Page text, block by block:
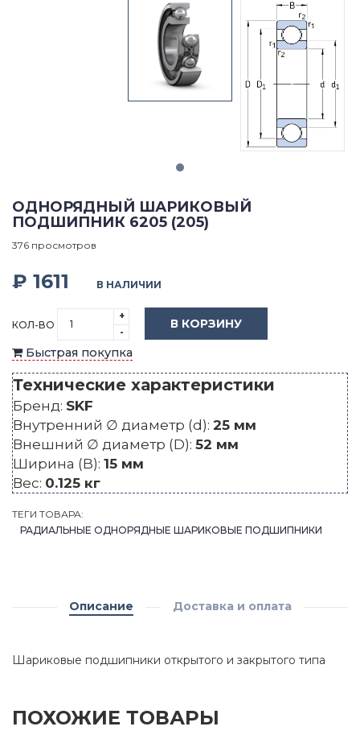
ОДНОРЯДНЫЙ ШАРИКОВЫЙ
ПОДШИПНИК 6205 (205)
376 просмотров
₽ 1611 В НАЛИЧИИ
КОЛ-ВО
+
-
В КОРЗИНУ
Быстрая покупка
Технические характеристики
Бренд: SKF
Внутренний ∅ диаметр (d): 25 мм
Внешний ∅ диаметр (D): 52 мм
Ширина (B): 15 мм
Вес: 0.125 кг
ТЕГИ ТОВАРА:
РАДИАЛЬНЫЕ ОДНОРЯДНЫЕ ШАРИКОВЫЕ ПОДШИПНИКИ
Описание Доставка и оплата
Шариковые подшипники открытого и закрытого типа
ПОХОЖИЕ ТОВАРЫ